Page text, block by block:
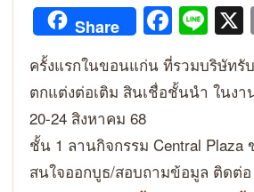
Share
ครั้งแรกในขอนแก่น ที่รวมบริษัทรั
ตกแต่งต่อเติม สินเชื่อชั้นนำ ในงา
20-24 สิงหาคม 68
ชั้น 1 ลานกิจกรรม Central Plaza
สนใจออกบูธ/สอบถามข้อมูล ติดต่อ